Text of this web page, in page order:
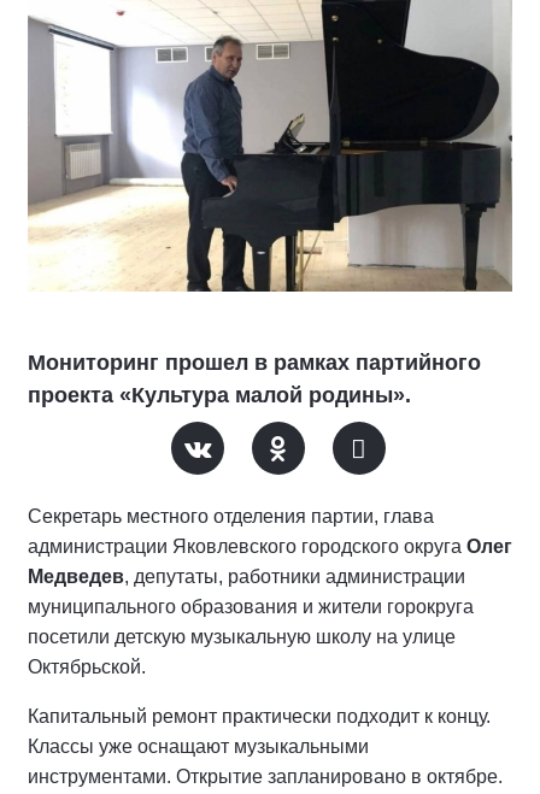
Мониторинг прошел в рамках партийного
проекта «Культура малой родины».
Секретарь местного отделения партии, глава
администрации Яковлевского городского округа Олег
Медведев, депутаты, работники администрации
муниципального образования и жители горокруга
посетили детскую музыкальную школу на улице
Октябрьской.
Капитальный ремонт практически подходит к концу.
Классы уже оснащают музыкальными
инструментами. Открытие запланировано в октябре.